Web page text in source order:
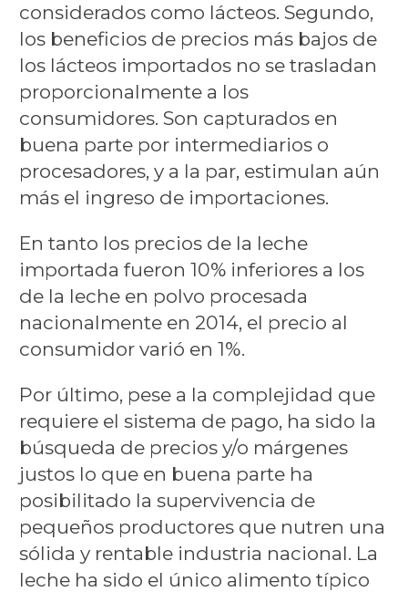
considerados como lácteos. Segundo,
los beneficios de precios más bajos de
los lácteos importados no se trasladan
proporcionalmente a los
consumidores. Son capturados en
buena parte por intermediarios o
procesadores, y a la par, estimulan aún
más el ingreso de importaciones.
En tanto los precios de la leche
importada fueron 10% inferiores a los
de la leche en polvo procesada
nacionalmente en 2014, el precio al
consumidor varió en 1%.
Por último, pese a la complejidad que
requiere el sistema de pago, ha sido la
búsqueda de precios y/o márgenes
justos lo que en buena parte ha
posibilitado la supervivencia de
pequeños productores que nutren una
sólida y rentable industria nacional. La
leche ha sido el único alimento típico